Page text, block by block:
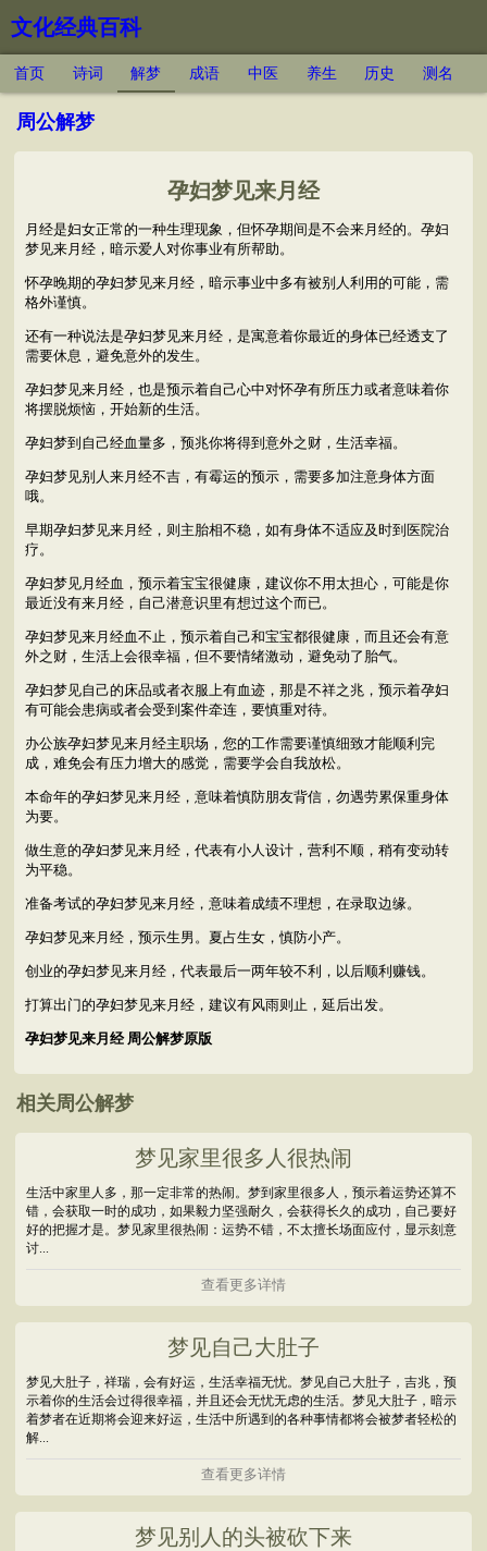
文化经典百科
首页 诗词 解梦 成语 中医 养生 历史 测名
周公解梦
孕妇梦见来月经
月经是妇女正常的一种生理现象，但怀孕期间是不会来月经的。孕妇
梦见来月经，暗示爱人对你事业有所帮助。
怀孕晚期的孕妇梦见来月经，暗示事业中多有被别人利用的可能，需
格外谨慎。
还有一种说法是孕妇梦见来月经，是寓意着你最近的身体已经透支了
需要休息，避免意外的发生。
孕妇梦见来月经，也是预示着自己心中对怀孕有所压力或者意味着你
将摆脱烦恼，开始新的生活。
孕妇梦到自己经血量多，预兆你将得到意外之财，生活幸福。
孕妇梦见别人来月经不吉，有霉运的预示，需要多加注意身体方面
哦。
早期孕妇梦见来月经，则主胎相不稳，如有身体不适应及时到医院治
疗。
孕妇梦见月经血，预示着宝宝很健康，建议你不用太担心，可能是你
最近没有来月经，自己潜意识里有想过这个而已。
孕妇梦见来月经血不止，预示着自己和宝宝都很健康，而且还会有意
外之财，生活上会很幸福，但不要情绪激动，避免动了胎气。
孕妇梦见自己的床品或者衣服上有血迹，那是不祥之兆，预示着孕妇
有可能会患病或者会受到案件牵连，要慎重对待。
办公族孕妇梦见来月经主职场，您的工作需要谨慎细致才能顺利完
成，难免会有压力增大的感觉，需要学会自我放松。
本命年的孕妇梦见来月经，意味着慎防朋友背信，勿遇劳累保重身体
为要。
做生意的孕妇梦见来月经，代表有小人设计，营利不顺，稍有变动转
为平稳。
准备考试的孕妇梦见来月经，意味着成绩不理想，在录取边缘。
孕妇梦见来月经，预示生男。夏占生女，慎防小产。
创业的孕妇梦见来月经，代表最后一两年较不利，以后顺利赚钱。
打算出门的孕妇梦见来月经，建议有风雨则止，延后出发。
孕妇梦见来月经 周公解梦原版
相关周公解梦
梦见家里很多人很热闹
生活中家里人多，那一定非常的热闹。梦到家里很多人，预示着运势还算不
错，会获取一时的成功，如果毅力坚强耐久，会获得长久的成功，自己要好
好的把握才是。梦见家里很热闹：运势不错，不太擅长场面应付，显示刻意
讨...
查看更多详情
梦见自己大肚子
梦见大肚子，祥瑞，会有好运，生活幸福无忧。梦见自己大肚子，吉兆，预
示着你的生活会过得很幸福，并且还会无忧无虑的生活。梦见大肚子，暗示
着梦者在近期将会迎来好运，生活中所遇到的各种事情都将会被梦者轻松的
解...
查看更多详情
梦见别人的头被砍下来